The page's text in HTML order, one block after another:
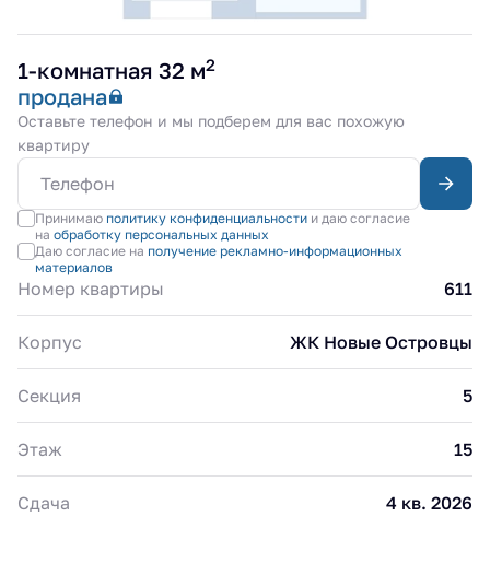
1-комнатная 32 м2
продана
Оставьте телефон и мы подберем для вас похожую
квартиру
Принимаю политику конфиденциальностии даю согласие
на обработку персональных данных
Даю согласие на получение рекламно-информационных
материалов
Номер квартиры 611
Корпус ЖК Новые Островцы
Секция 5
Этаж 15
Сдача 4 кв. 2026